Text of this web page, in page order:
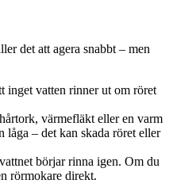
det att agera snabbt – men
inget vatten rinner ut om röret
värmefläkt eller en varm
– det kan skada röret eller
börjar rinna igen. Om du
rörmokare direkt.